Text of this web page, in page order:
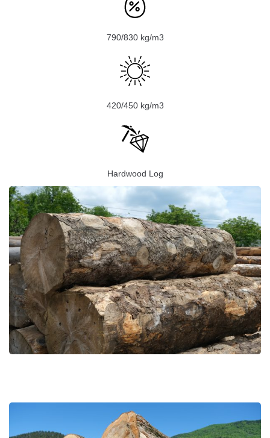
790/830 kg/m3
420/450 kg/m3
Hardwood Log